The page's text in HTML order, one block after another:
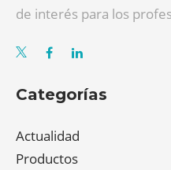
de interés para los
Categorías
Actualidad
Productos